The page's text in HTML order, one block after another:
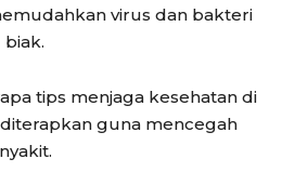
virus dan bakteri
tips menjaga kesehatan di
guna mencegah